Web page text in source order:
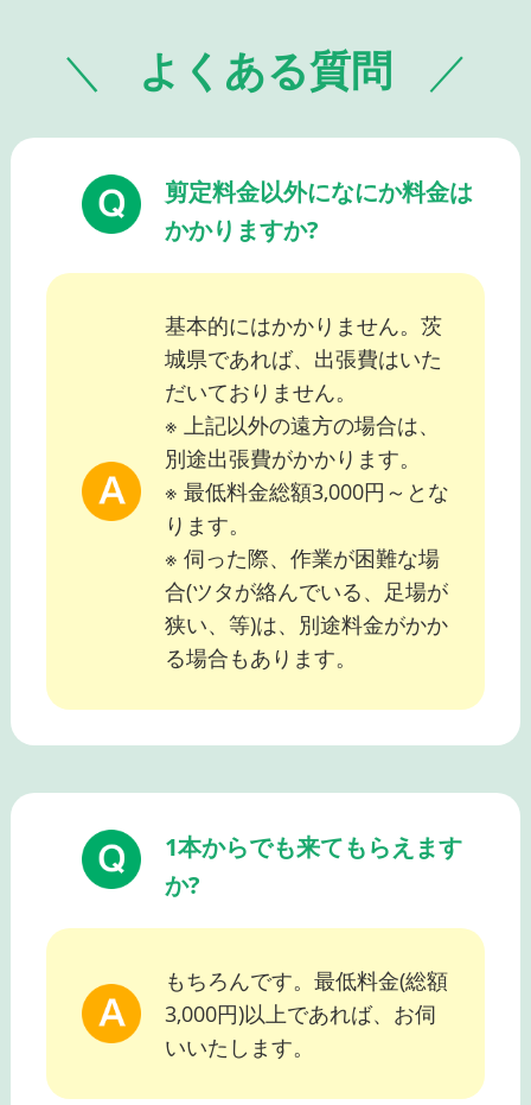
よくある質問
剪定料金以外になにか料金は
かかりますか?
基本的にはかかりません。茨
城県であれば、出張費はいた
だいておりません。
※ 上記以外の遠方の場合は、
別途出張費がかかります。
※ 最低料金総額3,000円～とな
ります。
※ 伺った際、作業が困難な場
合(ツタが絡んでいる、足場が
狭い、等)は、別途料金がかか
る場合もあります。
1本からでも来てもらえます
か?
もちろんです。最低料金(総額
3,000円)以上であれば、お伺
いいたします。